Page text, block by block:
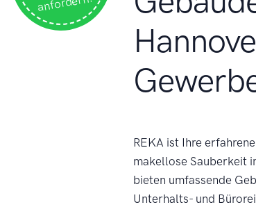
REKA ist Ihre
makellose Sauberkeit
bieten umfassende
Unterhalts- und